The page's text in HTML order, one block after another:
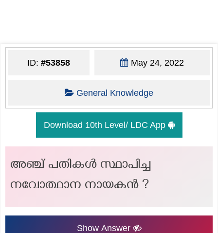
ID:#53858 May 24, 2022
General Knowledge
Download 10th Level/ LDC App
അഞ്ച് പതികൾ സ്ഥാപിച്ച
നവോത്ഥാന നായകൻ ?
Show Answer